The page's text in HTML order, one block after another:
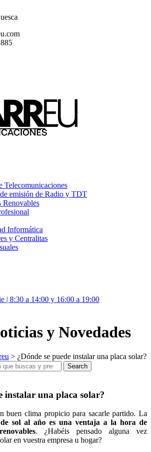
Telecomunicaciones
emisión de Radio y TDT
Renovables
Informática
y Centralitas
| 8:30 a 14:00 y 16:00 a 19:00
y Novedades
> ¿Dónde se puede instalar una placa solar?
Search
instalar una placa solar?
buen clima propicio para sacarle partido. La
sol al año es una ventaja a la hora de
. ¿Habéis pensado alguna vez
en vuestra empresa u hogar?